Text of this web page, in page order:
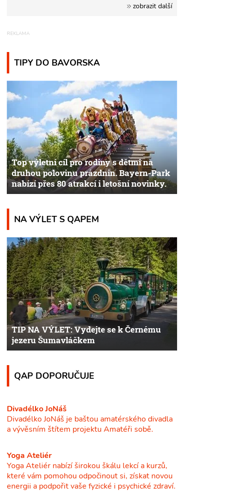
zobrazit další
TIPY DO BAVORSKA
Top výletní cíl pro rodiny s dětmi na
druhou polovinu prázdnin. Bayern-Park
nabízí přes 80 atrakcí i letošní novinky.
NA VÝLET S QAPEM
TIP NA VÝLET: Vydejte se k Černému
jezeru Šumavláčkem
QAP DOPORUČUJE
Divadélko JoNáš
Divadélko JoNáš je baštou amatérského divadla
a vývěsním štítem projektu Amatéři sobě.
Yoga Ateliér
Yoga Ateliér nabízí širokou škálu lekcí a kurzů,
které vám pomohou odpočinout si, získat novou
energii a podpořit vaše fyzické i psychické zdraví.